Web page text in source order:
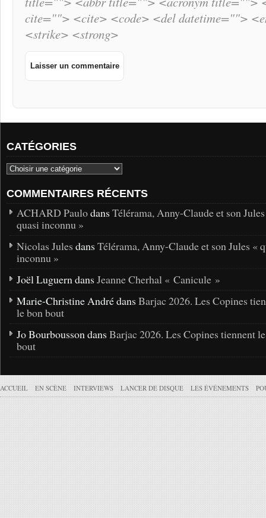
cite=""> <cite> <code> <del datetime="">
<strike> <strong>
CATÉGORIES
COMMENTAIRES RÉCENTS
ACHARD Paulodans Télérama, Anny-Claude et son
quasi inconnu »
Nicolas Jules dans Télérama, Anny-Claude et son Jules «
inconnu »
Joël Luguern dans Jeanne Cherhal « Canicule »
Marie-Christine André dans Barjac 2026. Les Copines
le bon bout
Jo Bourbousson dans Barjac 2026. Les Copines tiennent
bout
ACCUEIL EN SCÈNE INTERVIEWS LANCER DE DISQUE LES ÉVÉNEMENTS